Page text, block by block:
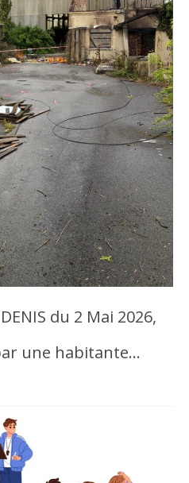
du 2 Mai 2026,
une habitante…